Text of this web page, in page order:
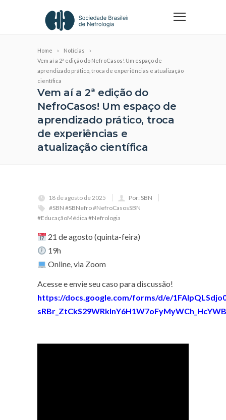
Home
Notícias
Vem aí a 2ª edição do NefroCasos! Um espaço de
aprendizado prático, troca de experiências e atualização
científica
Vem aí a 2ª edição do
NefroCasos! Um espaço de
aprendizado prático, troca
de experiências e
atualização científica
18 de agosto de 2025
Por: SBN
#SBN #SBNefro #NefroCasosSBN
#EducaçãoMédica #Nefrologia
21 de agosto (quinta-feira)
19h
Online, via Zoom
Acesse e envie seu caso para discussão!
https://docs.google.com/forms/d/e/